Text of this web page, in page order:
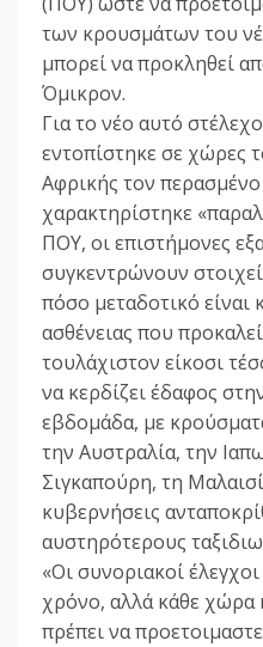
των κρουσμάτων του
μπορεί να προκληθεί
Όμικρον.
Για το νέο αυτό
εντοπίστηκε σε χώρες
Αφρικής τον
χαρακτηρίστηκε
ΠΟΥ, οι επιστήμονες
συγκεντρώνουν
πόσο μεταδοτικό είναι
ασθένειας που
τουλάχιστον είκοσι
να κερδίζει έδαφος
εβδομάδα, με
την Αυστραλία, την
Σιγκαπούρη, τη
κυβερνήσεις
αυστηρότερους
«Οι συνοριακοί
χρόνο, αλλά κάθε χώρα
πρέπει να